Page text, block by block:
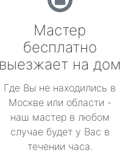
Мастер
бесплатно
выезжает на дом
Где Вы не находились в
Москве или области -
наш мастер в любом
случае будет у Вас в
течении часа.